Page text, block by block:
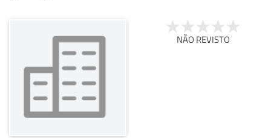
NÃO REVISTO